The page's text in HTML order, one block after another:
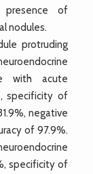
presence of
nodules.
protruding
with acute
specificity of
negative
of 97.9%.
specificity of